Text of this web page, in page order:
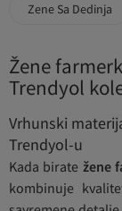
Zene Sa Dedinja
Žene
Trendyol
Vrhunski
Trendyol-u
Kada birate žene
kombinuje